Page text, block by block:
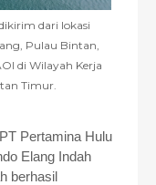
dari lokasi
Pulau Bintan,
di Wilayah Kerja
Timur.
PT Pertamina Hulu
Elang Indah
berhasil